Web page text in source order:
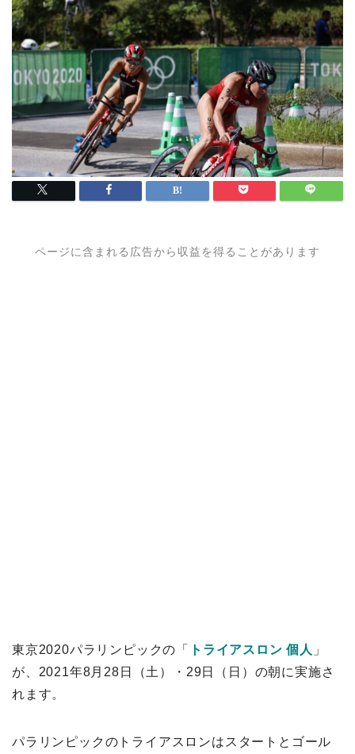
ページに含まれる広告から収益を得ることがあります
東京2020パラリンピックの「 トライアスロン 個人 」
が、2021年8月28日（土）・29日（日）の朝に実施さ
れます。
パラリンピックのトライアスロンはスタートとゴール